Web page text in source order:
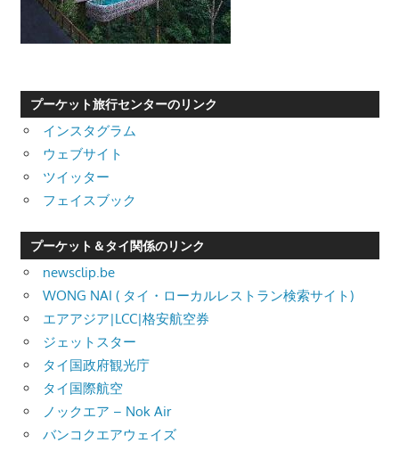
プーケット旅行センターのリンク
インスタグラム
ウェブサイト
ツイッター
フェイスブック
プーケット＆タイ関係のリンク
newsclip.be
WONG NAI ( タイ・ローカルレストラン検索サイト)
エアアジア|LCC|格安航空券
ジェットスター
タイ国政府観光庁
タイ国際航空
ノックエア – Nok Air
バンコクエアウェイズ